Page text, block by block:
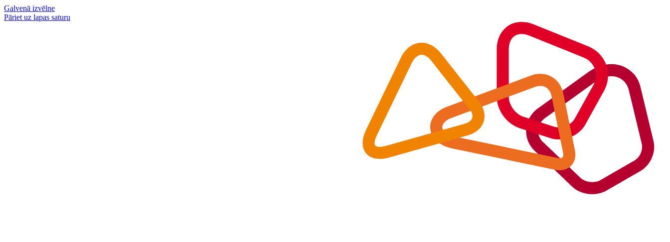
Galvenā izvēlne
Pāriet uz lapas saturu